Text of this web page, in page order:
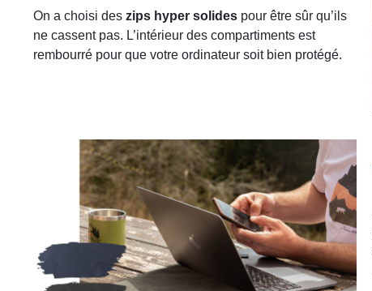
On a choisi des zips hyper solides pour être sûr qu’ils
ne cassent pas. L’intérieur des compartiments est
rembourré pour que votre ordinateur soit bien protégé.